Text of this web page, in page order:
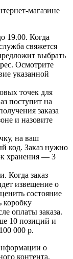
магазине
19.00. Когда
свяжется
выбрать
Осмотрите
указанной
точек для
поступит на
заказа
и назовите
на ваш
код. Заказ нужно
хранения — 3
Когда заказ
извещение о
состояние
коробку
оплаты заказа.
10 позиций и
000 р.
о
контента.